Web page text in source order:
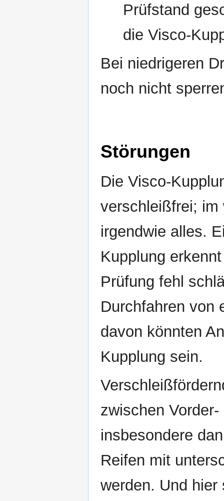
Prüfstand
die Visco-
Bei niedrigeren
noch nicht
Störungen
Die Visco-
verschleißfrei; im
irgendwie alles.
Kupplung
Prüfung fehl
Durchfahren von
davon könnten
Kupplung sein.
zwischen
insbesondere
Reifen mit
werden. Und